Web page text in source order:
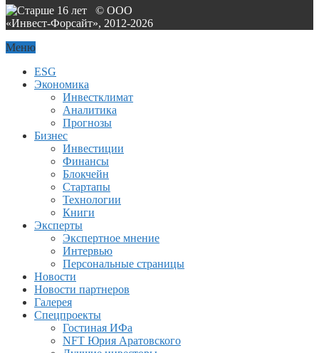
© ООО
«Инвест-Форсайт», 2012-2026
Меню
ESG
Экономика
Инвестклимат
Аналитика
Прогнозы
Бизнес
Инвестиции
Финансы
Блокчейн
Стартапы
Технологии
Книги
Эксперты
Экспертное мнение
Интервью
Персональные страницы
Новости
Новости партнеров
Галерея
Спецпроекты
Гостиная ИФа
NFT Юрия Аратовского